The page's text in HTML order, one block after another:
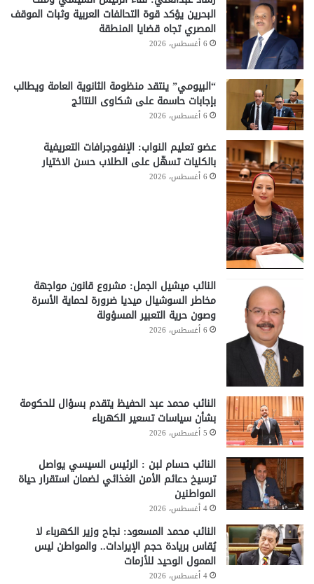
البحرين يؤكد قوة التحالفات العربية وثبات الموقف
المصري تجاه قضايا المنطقة
6 أغسطس، 2026
“البيومي” ينتقد منظومة الثانوية العامة ويطالب
بإجابات حاسمة على شكاوى النتائج
6 أغسطس، 2026
عضو تعليم النواب: الإنفوجرافات التعريفية
بالكليات تسهّل على الطلاب حسن الاختيار
6 أغسطس، 2026
النائب ميشيل الجمل: مشروع قانون مواجهة
مخاطر السوشيال ميديا ضرورة لحماية الأسرة
وصون حرية التعبير المسؤولة
6 أغسطس، 2026
النائب محمد عبد الحفيظ يتقدم بسؤال للحكومة
بشأن سياسات تسعير الكهرباء
5 أغسطس، 2026
النائب حسام لبن : الرئيس السيسي يواصل
ترسيخ دعائم الأمن الغذائي لضمان استقرار حياة
المواطنين
4 أغسطس، 2026
النائب محمد المسعود: نجاح وزير الكهرباء لا
يُقاس بريادة حجم الإيرادات.. والمواطن ليس
الممول الوحيد للأزمات
4 أغسطس، 2026